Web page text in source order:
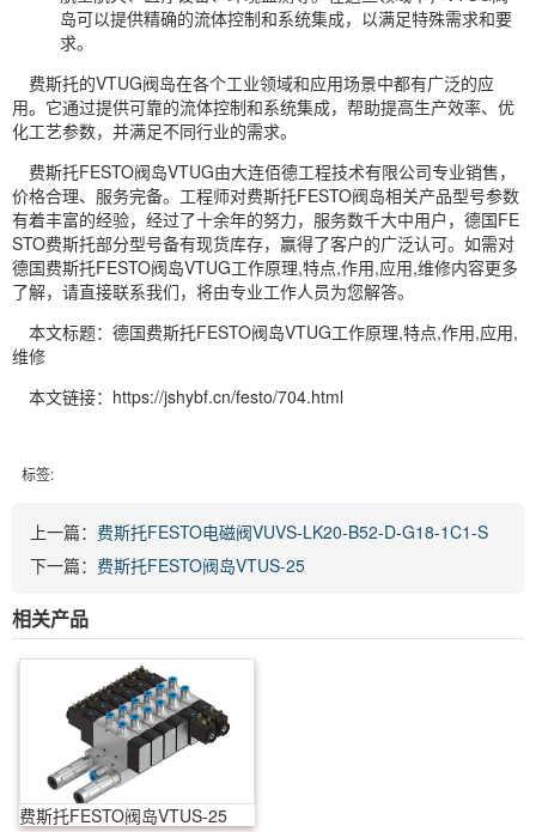
岛可以提供精确的流体控制和系统集成，以满足特殊需求和要
求。
费斯托的VTUG阀岛在各个工业领域和应用场景中都有广泛的应
用。它通过提供可靠的流体控制和系统集成，帮助提高生产效率、优
化工艺参数，并满足不同行业的需求。
费斯托FESTO阀岛VTUG由大连佰德工程技术有限公司专业销售，
价格合理、服务完备。工程师对费斯托FESTO阀岛相关产品型号参数
有着丰富的经验，经过了十余年的努力，服务数千大中用户，德国FE
STO费斯托部分型号备有现货库存，赢得了客户的广泛认可。如需对
德国费斯托FESTO阀岛VTUG工作原理,特点,作用,应用,维修内容更多
了解，请直接联系我们，将由专业工作人员为您解答。
本文标题：德国费斯托FESTO阀岛VTUG工作原理,特点,作用,应用,
维修
本文链接：https://jshybf.cn/festo/704.html
标签:
上一篇： 费斯托FESTO电磁阀VUVS-LK20-B52-D-G18-1C1-S
下一篇： 费斯托FESTO阀岛VTUS-25
相关产品
费斯托FESTO阀岛VTUS-25